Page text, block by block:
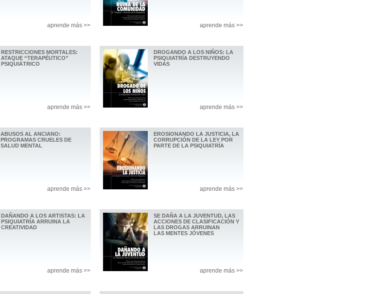
aprende más >> aprende más >>
RESTRICCIONES MORTALES:
ATAQUE “TERAPÉUTICO”
PSIQUIÁTRICO
aprende más >>
DROGANDO A LOS NIÑOS: LA
PSIQUIATRÍA DESTRUYENDO
VIDAS
aprende más >>
ABUSOS AL ANCIANO:
PROGRAMAS CRUELES DE
SALUD MENTAL
aprende más >>
EROSIONANDO LA JUSTICIA, LA
CORRUPCIÓN DE LA LEY POR
PARTE DE LA PSIQUIATRÍA
aprende más >>
DAÑANDO A LOS ARTISTAS: LA
PSIQUIATRÍA ARRUINA LA
CREATIVIDAD
aprende más >>
SE DAÑA A LA JUVENTUD, LAS
ACCIONES DE CLASIFICACIÓN Y
LAS DROGAS ARRUINAN
LAS MENTES JÓVENES
aprende más >>